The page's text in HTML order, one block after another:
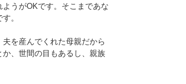
うがOKです。そこまであな
。
を産んでくれた母親だから
、世間の目もあるし、親族